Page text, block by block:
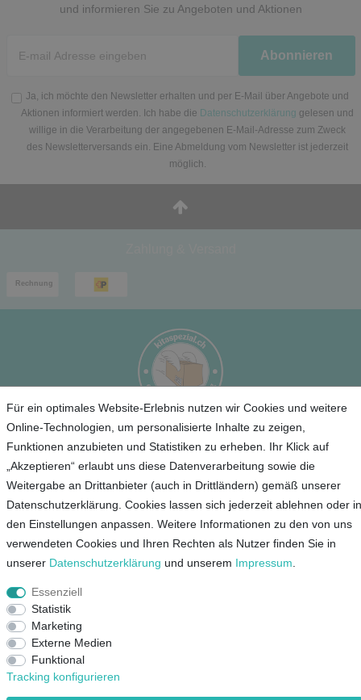
und informieren Sie zu Angeboten und Aktionen
Honig
Abonnieren
Ja, ich möchte den Newsletter erhalten und per E-Mail über Angebote und
Aktionen informiert werden. Ich habe die Datenschutzerklärung gelesen und
willige in die Verarbeitung der angegebenen E-Mail-Adresse zum Zweck
des Newsletterversands ein. Eine Abmeldung vom Newsletter ist jederzeit
möglich.
Für ein optimales Website-Erlebnis nutzen wir Cookies und weitere
Online-Technologien, um personalisierte Inhalte zu zeigen,
Funktionen anzubieten und Statistiken zu erheben. Ihr Klick auf
„Akzeptieren“ erlaubt uns diese Datenverarbeitung sowie die
Weitergabe an Drittanbieter (auch in Drittländern) gemäß unserer
Datenschutzerklärung. Cookies lassen sich jederzeit ablehnen oder in
den Einstellungen anpassen. Weitere Informationen zu den von uns
verwendeten Cookies und Ihren Rechten als Nutzer finden Sie in
unserer Daten­schutz­erklärung und unserem Impressum
Essenziell
Statistik
Marketing
Externe Medien
Funktional
Tracking konfigurieren
Service
Unternehmen
Kontakt
AGB
Datenschutz
Impressum